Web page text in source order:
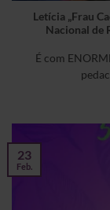
Letícia „Frau
Nacional de
É com
23
Feb.